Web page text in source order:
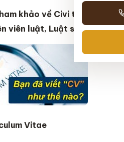
khảo về Civi tuyển dụng
viên luật, Luật sư
Vitae